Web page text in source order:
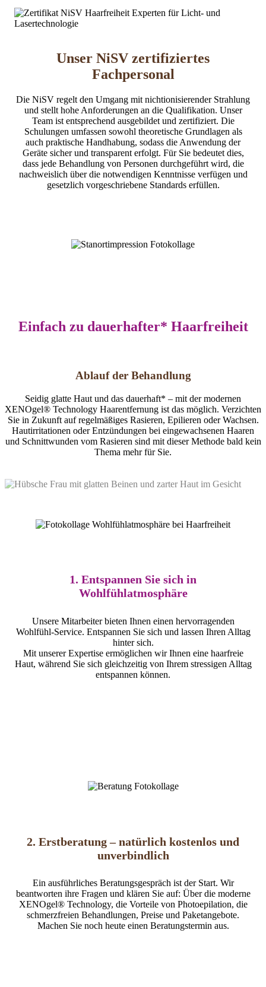
Unser NiSV zertifiziertes
Fachpersonal
Die NiSV regelt den Umgang mit nichtionisierender Strahlung
und stellt hohe Anforderungen an die Qualifikation. Unser
Team ist entsprechend ausgebildet und zertifiziert. Die
Schulungen umfassen sowohl theoretische Grundlagen als
auch praktische Handhabung, sodass die Anwendung der
Geräte sicher und transparent erfolgt. Für Sie bedeutet dies,
dass jede Behandlung von Personen durchgeführt wird, die
nachweislich über die notwendigen Kenntnisse verfügen und
gesetzlich vorgeschriebene Standards erfüllen.
Einfach zu dauerhafter* Haarfreiheit
Ablauf der Behandlung
Seidig glatte Haut und das dauerhaft* – mit der modernen
XENOgel® Technology Haarentfernung ist das möglich. Verzichten
Sie in Zukunft auf regelmäßiges Rasieren, Epilieren oder Wachsen.
Hautirritationen oder Entzündungen bei eingewachsenen Haaren
und Schnittwunden vom Rasieren sind mit dieser Methode bald kein
Thema mehr für Sie.
1. Entspannen Sie sich in
Wohlfühlatmosphäre
Unsere Mitarbeiter bieten Ihnen einen hervorragenden
Wohlfühl-Service. Entspannen Sie sich und lassen Ihren Alltag
hinter sich.
Mit unserer Expertise ermöglichen wir Ihnen eine haarfreie
Haut, während Sie sich gleichzeitig von Ihrem stressigen Alltag
entspannen können.
2. Erstberatung – natürlich kostenlos und
unverbindlich
Ein ausführliches Beratungsgespräch ist der Start. Wir
beantworten ihre Fragen und klären Sie auf: Über die moderne
XENOgel® Technology, die Vorteile von Photoepilation, die
schmerzfreien Behandlungen, Preise und Paketangebote.
Machen Sie noch heute einen Beratungstermin aus.